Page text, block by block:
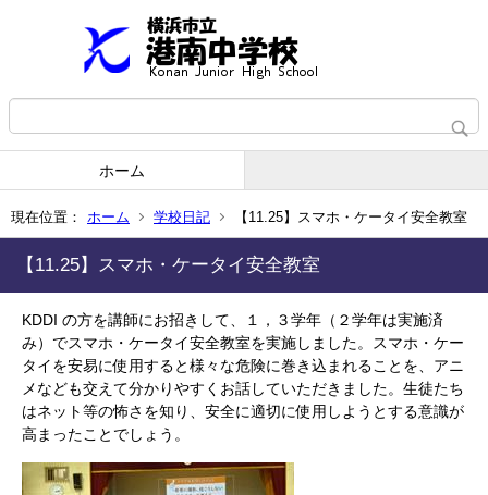
ホーム
現在位置： ホーム 学校日記 【11.25】スマホ・ケータイ安全教室
【11.25】スマホ・ケータイ安全教室
KDDI の方を講師にお招きして、１，３学年（２学年は実施済
み）でスマホ・ケータイ安全教室を実施しました。スマホ・ケー
タイを安易に使用すると様々な危険に巻き込まれることを、アニ
メなども交えて分かりやすくお話していただきました。生徒たち
はネット等の怖さを知り、安全に適切に使用しようとする意識が
高まったことでしょう。